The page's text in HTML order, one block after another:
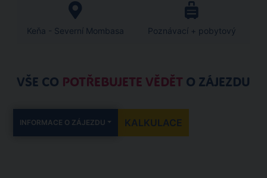
Keňa - Severní Mombasa Poznávací + pobytový
VŠE CO POTŘEBUJETE VĚDĚT O ZÁJEZDU
INFORMACE O ZÁJEZDU KALKULACE